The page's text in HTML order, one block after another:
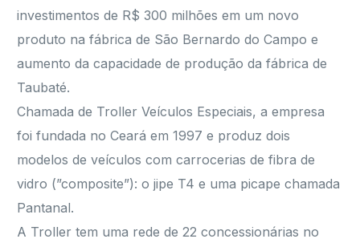
investimentos de R$ 300 milhões em um novo
produto na fábrica de São Bernardo do Campo e
aumento da capacidade de produção da fábrica de
Taubaté.
Chamada de Troller Veículos Especiais, a empresa
foi fundada no Ceará em 1997 e produz dois
modelos de veículos com carrocerias de fibra de
vidro (”composite”): o jipe T4 e uma picape chamada
Pantanal.
A Troller tem uma rede de 22 concessionárias no